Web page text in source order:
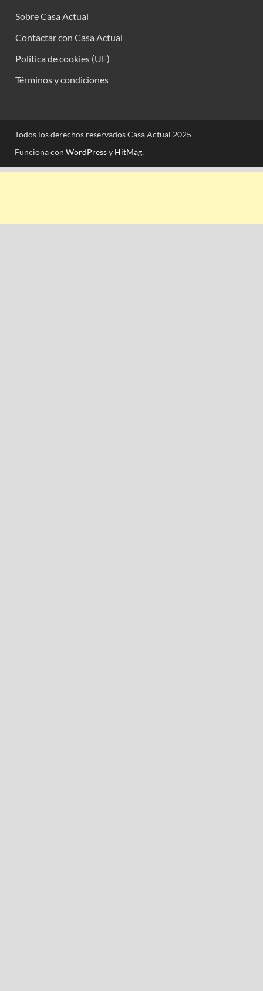
Sobre Casa Actual
Contactar con Casa Actual
Política de cookies (UE)
Términos y condiciones
Todos los derechos reservados Casa Actual 2025
Funciona con WordPressy HitMag.